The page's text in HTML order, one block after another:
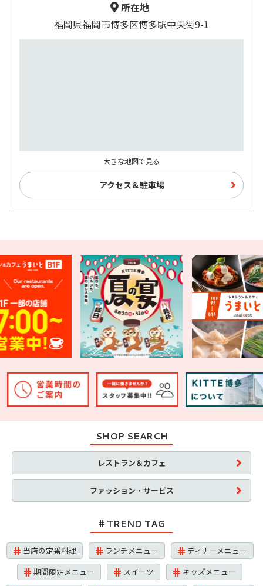
所在地
福岡県福岡市博多区博多駅中央街9-1
大きな地図で見る
アクセス＆駐車場
SHOP SEARCH
レストラン＆カフェ
ファッション・サービス
TREND TAG
当店の定番料理 ランチメニュー
ディナーメニュー
期間限定メニュー
スイーツ
キッズメニュー